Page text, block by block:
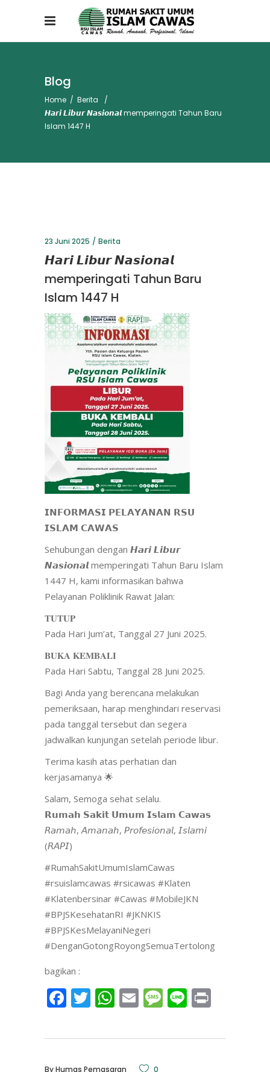
Blog
Home / Berita
/
𝙃𝙖𝙧𝙞 𝙇𝙞𝙗𝙪𝙧 𝙉𝙖𝙨𝙞𝙤𝙣𝙖𝙡 memperingati Tahun Baru
Islam 1447 H
23 Juni 2025 Berita
𝙃𝙖𝙧𝙞 𝙇𝙞𝙗𝙪𝙧 𝙉𝙖𝙨𝙞𝙤𝙣𝙖𝙡
memperingati Tahun Baru
Islam 1447 H
𝗜𝗡𝗙𝗢𝗥𝗠𝗔𝗦𝗜 𝗣𝗘𝗟𝗔𝗬𝗔𝗡𝗔𝗡 𝗥𝗦𝗨
𝗜𝗦𝗟𝗔𝗠 𝗖𝗔𝗪𝗔𝗦
Sehubungan dengan 𝙃𝙖𝙧𝙞 𝙇𝙞𝙗𝙪𝙧
𝙉𝙖𝙨𝙞𝙤𝙣𝙖𝙡 memperingati Tahun Baru Islam
1447 H, kami informasikan bahwa
Pelayanan Poliklinik Rawat Jalan:
𝐓𝐔𝐓𝐔𝐏
Pada Hari Jum’at, Tanggal 27 Juni 2025.
𝐁𝐔𝐊𝐀 𝐊𝐄𝐌𝐁𝐀𝐋𝐈
Pada Hari Sabtu, Tanggal 28 Juni 2025.
Bagi Anda yang berencana melakukan
pemeriksaan, harap menghindari reservasi
pada tanggal tersebut dan segera
jadwalkan kunjungan setelah periode libur.
Terima kasih atas perhatian dan
kerjasamanya 🌟
Salam, Semoga sehat selalu.
𝗥𝘂𝗺𝗮𝗵 𝗦𝗮𝗸𝗶𝘁 𝗨𝗺𝘂𝗺 𝗜𝘀𝗹𝗮𝗺 𝗖𝗮𝘄𝗮𝘀
𝘙𝘢𝘮𝘢𝘩, 𝘈𝘮𝘢𝘯𝘢𝘩, 𝘗𝘳𝘰𝘧𝘦𝘴𝘪𝘰𝘯𝘢𝘭, 𝘐𝘴𝘭𝘢𝘮𝘪
(𝘙𝘈𝘗𝘐)
#RumahSakitUmumIslamCawas
#rsuislamcawas #rsicawas #Klaten
#Klatenbersinar #Cawas #MobileJKN
#BPJSKesehatanRI #JKNKIS
#BPJSKesMelayaniNegeri
#DenganGotongRoyongSemuaTertolong
bagikan :
Facebook
Twitter
WhatsApp
EmailMessage
Line
ByHumas Pemasaran 0